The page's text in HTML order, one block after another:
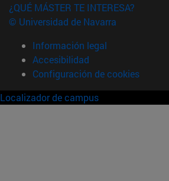
¿QUÉ MÁSTER TE INTERESA?
© Universidad de Navarra
Información legal
Accesibilidad
Configuración de cookies
Localizador de campus